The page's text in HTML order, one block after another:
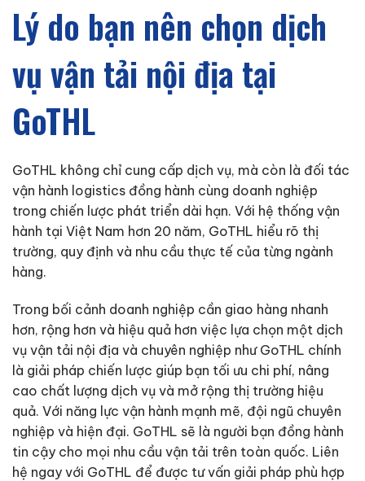
Lý do bạn nên chọn dịch
vụ vận tải nội địa tại
GoTHL
GoTHL không chỉ cung cấp dịch vụ, mà còn là đối tác
vận hành logistics đồng hành cùng doanh nghiệp
trong chiến lược phát triển dài hạn. Với hệ thống vận
hành tại Việt Nam hơn 20 năm, GoTHL hiểu rõ thị
trường, quy định và nhu cầu thực tế của từng ngành
hàng.
Trong bối cảnh doanh nghiệp cần giao hàng nhanh
hơn, rộng hơn và hiệu quả hơn việc lựa chọn một dịch
vụ vận tải nội địa và chuyên nghiệp như GoTHL chính
là giải pháp chiến lược giúp bạn tối ưu chi phí, nâng
cao chất lượng dịch vụ và mở rộng thị trường hiệu
quả. Với năng lực vận hành mạnh mẽ, đội ngũ chuyên
nghiệp và hiện đại. GoTHL sẽ là người bạn đồng hành
tin cậy cho mọi nhu cầu vận tải trên toàn quốc. Liên
hệ ngay với GoTHL để được tư vấn giải pháp phù hợp